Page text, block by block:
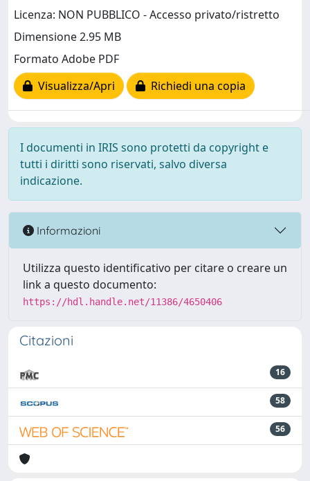
Licenza: NON PUBBLICO - Accesso privato/ristretto
Dimensione 2.95 MB
Formato Adobe PDF
Visualizza/Apri
Richiedi una copia
I documenti in IRIS sono protetti da copyright e
tutti i diritti sono riservati, salvo diversa
indicazione.
Informazioni
Utilizza questo identificativo per citare o creare un
link a questo documento:
https://hdl.handle.net/11386/4650406
Citazioni
16
58
56